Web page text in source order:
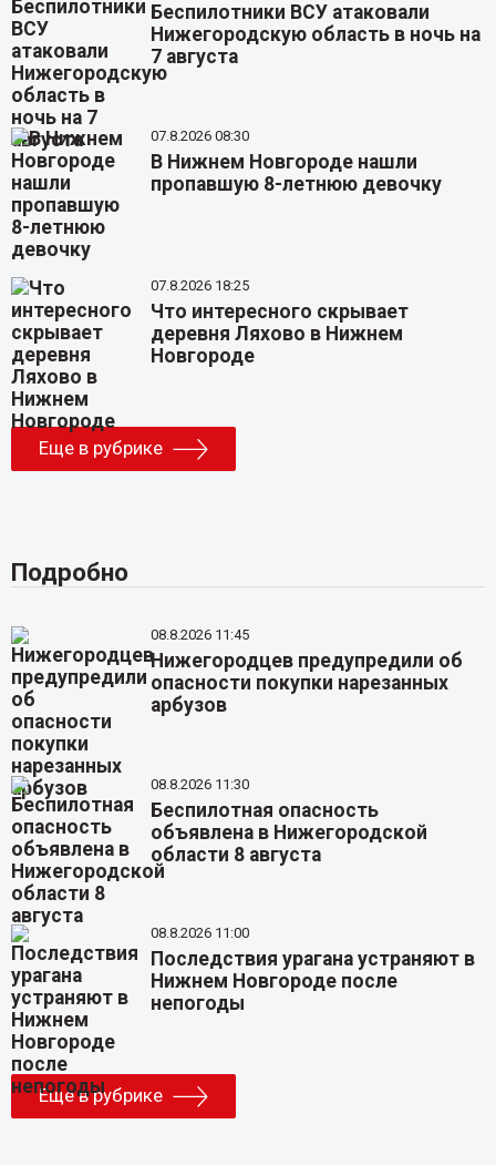
Беспилотники ВСУ атаковали
Нижегородскую область в ночь на
7 августа
07.8.2026 08:30
В Нижнем Новгороде нашли
пропавшую 8-летнюю девочку
07.8.2026 18:25
Что интересного скрывает
деревня Ляхово в Нижнем
Новгороде
Еще в рубрике
Подробно
08.8.2026 11:45
Нижегородцев предупредили об
опасности покупки нарезанных
арбузов
08.8.2026 11:30
Беспилотная опасность
объявлена в Нижегородской
области 8 августа
08.8.2026 11:00
Последствия урагана устраняют в
Нижнем Новгороде после
непогоды
Еще в рубрике